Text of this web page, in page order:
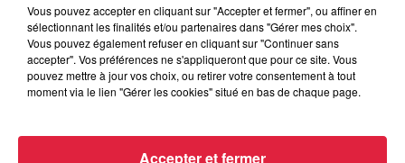
Votre n° de téléphone*
Vous pouvez accepter en cliquant sur "Accepter et fermer", ou affiner en
sélectionnant les finalités et/ou partenaires dans "Gérer mes choix".
Vous pouvez également refuser en cliquant sur "Continuer sans
accepter". Vos préférences ne s'appliqueront que pour ce site. Vous
pouvez mettre à jour vos choix, ou retirer votre consentement à tout
moment via le lien "Gérer les cookies" situé en bas de chaque page.
Accepter et fermer